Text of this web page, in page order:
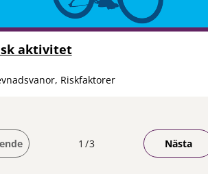
aktivitet
Riskfaktorer
Du är på sida
1 3 Nästa